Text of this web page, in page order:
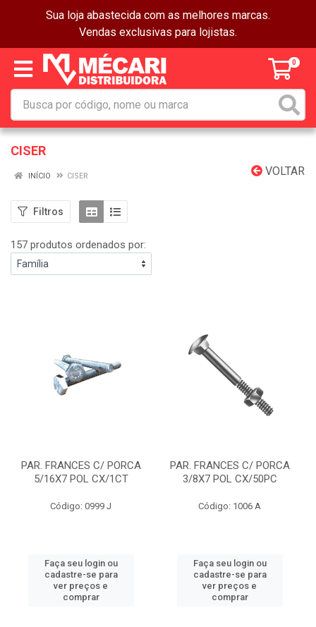
Sua loja abastecida com as melhores marcas.
Vendas exclusivas para lojistas.
0
CISER
VOLTAR
INÍCIO CISER
Filtros
157 produtos ordenados por:
PAR. FRANCES C/ PORCA
5/16X7 POL CX/1CT
Código: 0999 J
Faça seu login ou
cadastre-se para
ver preços e
comprar
PAR. FRANCES C/ PORCA
3/8X7 POL CX/50PC
Código: 1006 A
Faça seu login ou
cadastre-se para
ver preços e
comprar